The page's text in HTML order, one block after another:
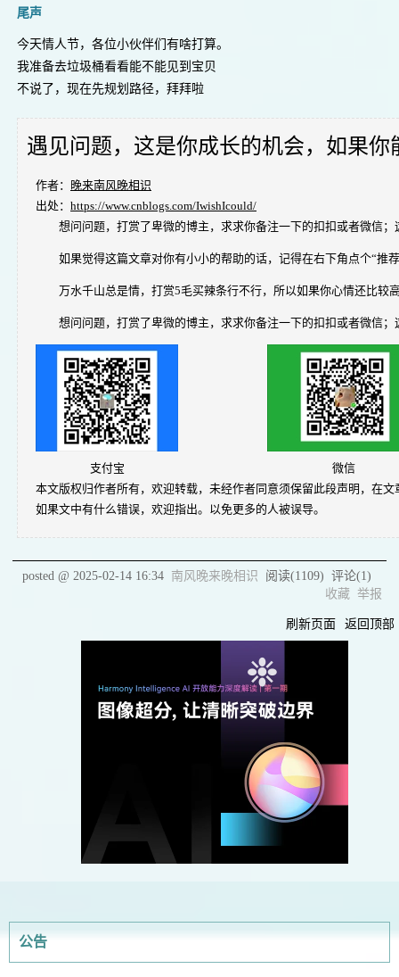
.chat-box{
  padding-top: 20px;
  button{
    margin-right: 20px;
尾声
今天情人节，各位小伙伴们有啥打算。
我准备去垃圾桶看看能不能见到宝贝
遇见问题，这是你成长的机会，如果
作者：晚来南风晚相识
出处：https://www.cnblogs.com/IwishIcould/
想问问题，打赏了卑微的博主，求求你备注一下的扣扣或者微信；
如果觉得这篇文章对你有小小的帮助的话，记得在右下角点个“推
万水千山总是情，打赏5毛买辣条行不行，所以如果你心情还比较
想问问题，打赏了卑微的博主，求求你备注一下的扣扣或者微信；
本文版权归作者所有，欢迎转载，未经作者同意须保留此段声明，在
如果文中有什么错误，欢迎指出。以免更多的人被误导。
南风晚来晚相识 阅读( 1109) 评论(
刷新页面